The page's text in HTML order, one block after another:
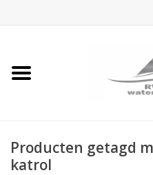
Home
Rvs Dekbeslag
Producten getagd
katrol